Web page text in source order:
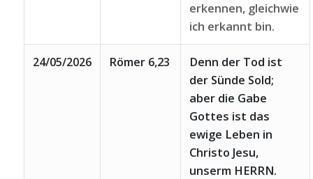
erkennen, gleichwie
ich erkannt bin.
24/05/2026 Römer 6,23
Denn der Tod ist
der Sünde Sold;
aber die Gabe
Gottes ist das
ewige Leben in
Christo Jesu,
unserm HERRN.